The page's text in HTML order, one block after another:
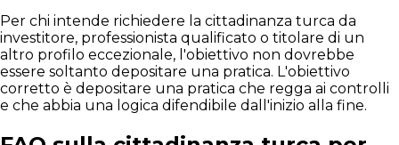
Per chi intende richiedere la cittadinanza turca da
investitore, professionista qualificato o titolare di un
altro profilo eccezionale, l'obiettivo non dovrebbe
essere soltanto depositare una pratica. L'obiettivo
corretto è depositare una pratica che regga ai controlli
e che abbia una logica difendibile dall'inizio alla fine.